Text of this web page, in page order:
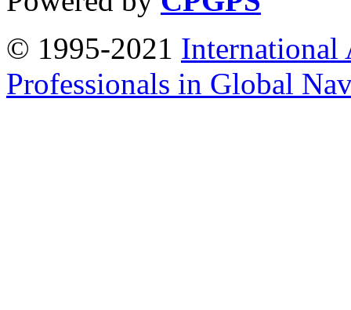
© 1995-2021 International
Professionals in Global